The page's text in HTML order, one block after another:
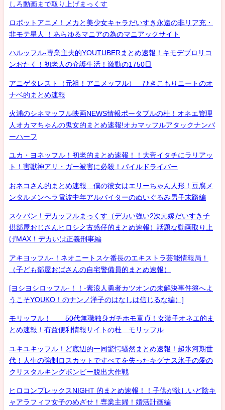
しろ動画まで取り上げまっくす
ロボットアニメ！メカと美少女キャラだいすき永遠の非リア充・
非モテ星人 ！あらゆるマニアの為のマニアックサイト
ハルッフル-専業主夫的YOUTUBERまとめ速報！キモデブロリコ
ンおたく！初老人の介護生活！激動の1750日
アニゲタレスト（元祖！アニメッフル） ひきこもりニートのオ
ナベ的まとめ速報
火浦のシネマッフル映画NEWS情報ポータブルの杜！オネエ管理
人オカマちゃんの鬼女的まとめ速報!オカマッフルアタックナンバ
ーハーフ
ユカ・ヨネッフル！初老的まとめ速報！！大帝イタチにラリアッ
ト！害獣神アリ・ガー被害に必殺！パイルドライバー
おネコさん的まとめ速報 僕の彼女はエリーちゃん人形！豆腐メ
ンタルメンヘラ電波中年アルバイターのぬいぐるみ男子末路編
スケバン！デカッフルまっくす（デカい強い2次元嫁だいすき子
供部屋おじさんヒロシ之古惑仔的まとめ速報）話題な動画取り上
げMAX！デカいは正義刑事編
アキヨッフル-！ネオニートスケ番長のエキストラ芸能情報局！
（子ども部屋おばさんの自宅警備員的まとめ速報）
[ヨシヨシロッフル-！！-素浪人勇者カツオンの未解決事件簿へよ
うこそYOUKO！のナンノ洋子のはなしは信じるな編）]
モリッフル！ 50代無職独身ガチホモ童貞！女装子オネエ的ま
とめ速報！有益便利情報サイトの杜 モリッフル
ユキユキッフル！ど底辺的一同驚愕騒然まとめ速報！超氷河期世
代！人生の強制ロスカットですべてを失ったキグナス氷子の愛の
クリスタルキングボンビー脱出大作戦
ヒロコンプレックスNIGHT 的まとめ速報！！子供が欲しいど陰キ
ャアラフィフ女子のめざせ！専業主婦！婚活計画編